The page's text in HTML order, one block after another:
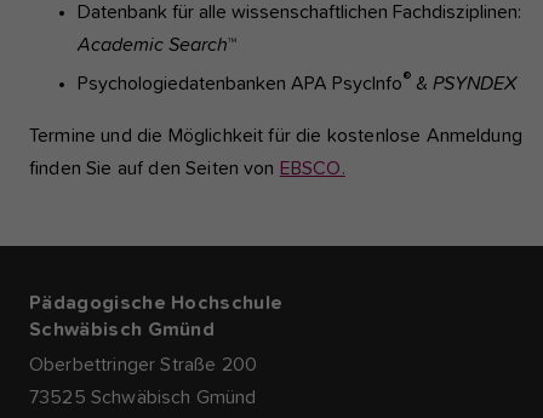
Datenbank für alle wissenschaftlichen Fachdisziplinen:
Academic Search™
Psychologiedatenbanken APA PsycInfo® & PSYNDEX
Termine und die Möglichkeit für die kostenlose Anmeldung
finden Sie auf den Seiten von EBSCO.
Pädagogische Hochschule
Schwäbisch Gmünd
Oberbettringer Straße 200
73525 Schwäbisch Gmünd
Anbieter etracker GmbH - 20459 Hamburg
Zweck
analytisches Tracking und zugehörige
Es hilft uns die Nutzererfahrung der Website zu
Externe Inhalte
Wir verwenden auf unserer Website externe Inhalte, um Ihnen
zusätzliche Informationen anzubieten, wie Google Maps oder